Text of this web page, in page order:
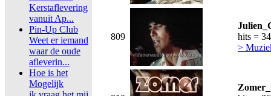
Kerstaflevering
vanuit Ap...
Pin-Up Club
Weet er iemand
waar de oude
afleverin...
Hoe is het
Mogelijk
809
hits =
>